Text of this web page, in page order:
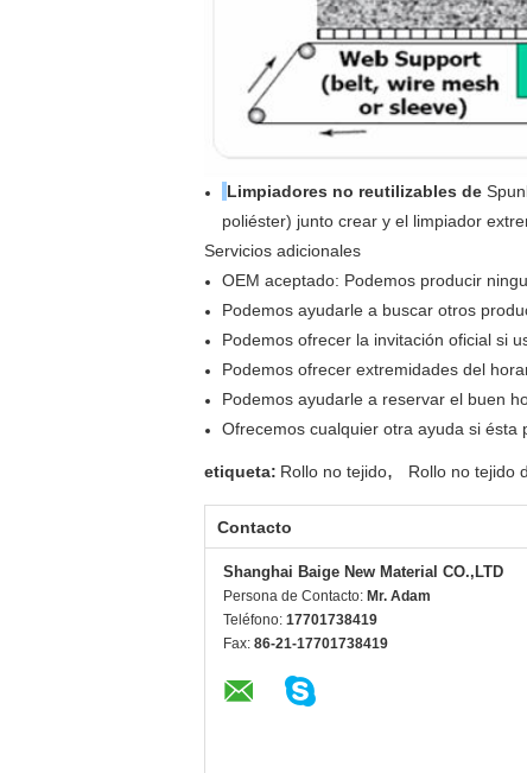
Limpiadores no reutilizables de
poliéster) junto crear y el limpiador
Servicios
OEM aceptado: Podemos producir
Podemos ayudarle a buscar otros
Podemos ofrecer la invitación oficial si
Podemos ofrecer extremidades del
Podemos ayudarle a reservar el buen
Ofrecemos cualquier otra ayuda si ésta
etiqueta: Rollo no tejido, Rollo no tejido
Contacto
Shanghai Baige New Material CO.,LTD
Persona de Contacto: Mr. Adam
Teléfono: 17701738419
Fax: 86-21-17701738419